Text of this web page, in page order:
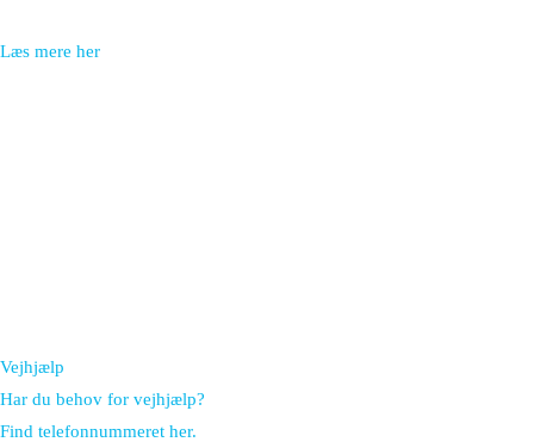
Læs mere her
Vejhjælp
Har du behov for vejhjælp?
Find telefonnummeret her.